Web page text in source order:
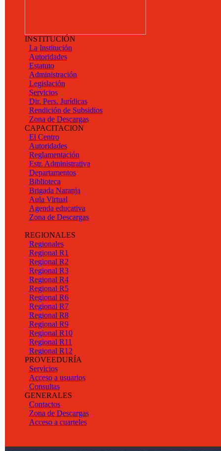
INSTITUCIÓN
La Institución
Autoridades
Estatuto
Administración
Legislación
Servicios
Dir. Pers. Jurídicas
Rendición de Subsidios
Zona de Descargas
CAPACITACION
El Centro
Autoridades
Reglamentación
Estr. Administrativa
Departamentos
Biblioteca
Brigada Naranja
Aula Virtual
Agenda educativa
Zona de Descargas
REGIONALES
Regionales
Regional R1
Regional R2
Regional R3
Regional R4
Regional R5
Regional R6
Regional R7
Regional R8
Regional R9
Regional R10
Regional R11
Regional R12
PROVEEDURÍA
Servicios
Acceso a usuarios
Consultas
GENERALES
Contactos
Zona de Descargas
Acceso a cuarteles